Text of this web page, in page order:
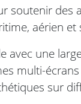
soutenir des
aérien et
avec une
multi-
sur